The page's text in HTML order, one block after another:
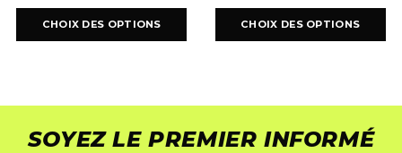
CHOIX DES OPTIONS CHOIX DES OPTIONS
SOYEZ LE PREMIER INFORMÉ